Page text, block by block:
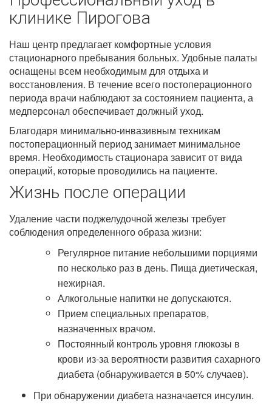
клинике Пирогова
Наш центр предлагает комфортные условия
стационарного пребывания больных. Удобные палаты
оснащены всем необходимым для отдыха и
восстановления. В течение всего постоперационного
периода врачи наблюдают за состоянием пациента, а
медперсонал обеспечивает должный уход.
Благодаря минимально-инвазивным техникам
постоперационный период занимает минимальное
время. Необходимость стационара зависит от вида
операций, которые проводились на пациенте.
Жизнь после операции
Удаление части поджелудочной железы требует
соблюдения определенного образа жизни:
Регулярное питание небольшими порциями
по несколько раз в день. Пища диетическая,
нежирная.
Алкогольные напитки не допускаются.
Прием специальных препаратов,
назначенных врачом.
Постоянный контроль уровня глюкозы в
крови из-за вероятности развития сахарного
диабета (обнаруживается в 50% случаев).
При обнаружении диабета назначается инсулин.